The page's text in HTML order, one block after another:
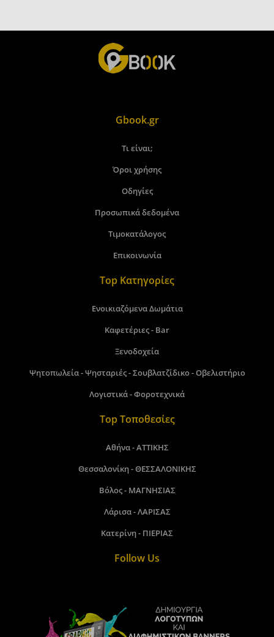
Gbook.gr
Τι είναι;
Όροι χρήσης
Οδηγίες
Προσωπικά δεδομένα
Τιμοκατάλογος
Επικοινωνία
Top Κατηγορίες
Ενοικιαζόμενα Δωμάτια
Καφετέριες - Bar
Ξενοδοχεία
Ψητοπωλεία - Ψησταριές - Σουβλατζίδικο - Οβελιστήριο
Λογιστικά - Φοροτεχνικά
Top Τοποθεσίες
Αθήνα - ΑΤΤΙΚΗΣ
Θεσσαλονίκη - ΘΕΣΣΑΛΟΝΙΚΗΣ
Βόλος - ΜΑΓΝΗΣΙΑΣ
Λάρισα - ΛΑΡΙΣΑΣ
Κατερίνη - ΠΙΕΡΙΑΣ
Follow Us